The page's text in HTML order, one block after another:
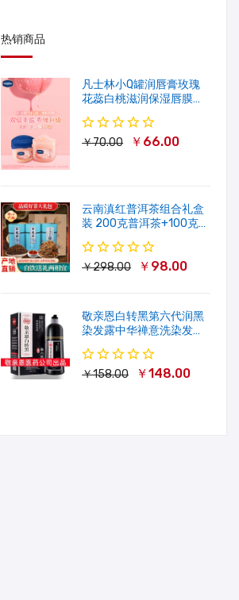
热销商品
凡士林小Q罐润唇膏玫瑰
花蕊白桃滋润保湿唇膜软
化角质修护淡唇纹
￥70.00 ￥66.00
云南滇红普洱茶组合礼盒
装 200克普洱茶+100克滇
红茶
￥298.00 ￥98.00
敬亲恩白转黑第六代润黑
染发露中华禅意洗染发剂
一洗就黑500ml
￥158.00 ￥148.00